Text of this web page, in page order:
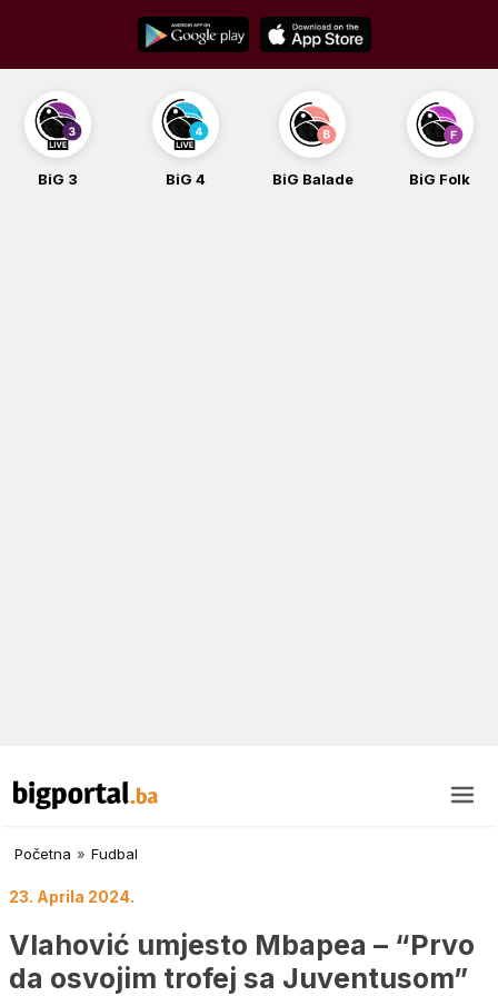
content
BiG 3 BiG 4 BiG Balade BiG Folk
Početna » Fudbal
23. Aprila 2024.
Vlahović umjesto Mbapea – “Prvo
da osvojim trofej sa Juventusom”